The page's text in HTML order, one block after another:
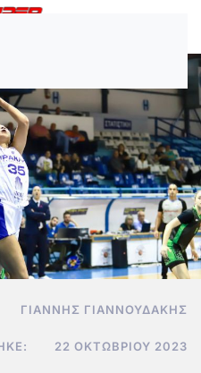
ΓΙΆΝΝΗΣ ΓΙΑΝΝΟΥΔΆΚΗΣ
22 ΟΚΤΩΒΡΊΟΥ 2023